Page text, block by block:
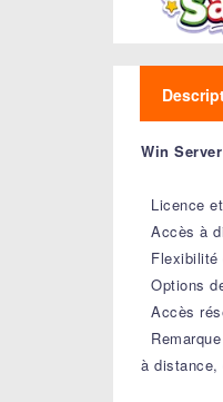
Win
Licence
Accès à
Flexibilité
Options
Accès
à distance,